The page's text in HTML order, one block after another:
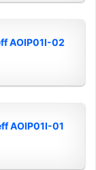
AOIP01I-02
AOIP01I-01